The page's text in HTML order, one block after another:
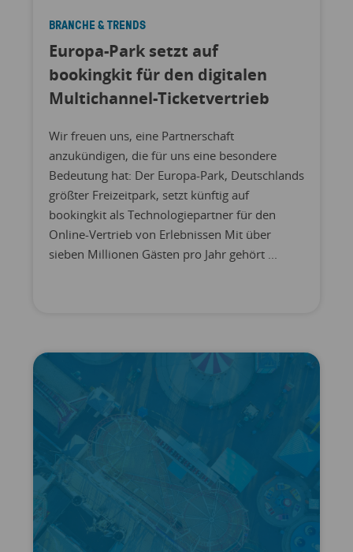
BRANCHE & TRENDS
Europa-Park setzt auf
bookingkit für den digitalen
Multichannel-Ticketvertrieb
Wir freuen uns, eine Partnerschaft
anzukündigen, die für uns eine besondere
Bedeutung hat: Der Europa-Park, Deutschlands
größter Freizeitpark, setzt künftig auf
bookingkit als Technologiepartner für den
Online-Vertrieb von Erlebnissen Mit über
sieben Millionen Gästen pro Jahr gehört ...